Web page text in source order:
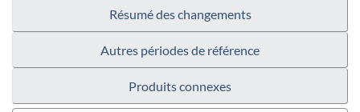
Résumé des changements
Autres périodes de référence
Produits connexes